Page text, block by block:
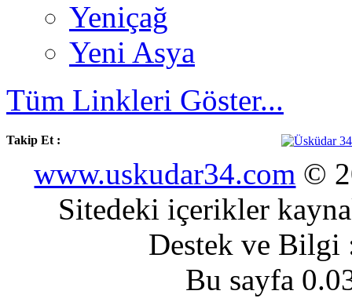
Yeniçağ
Yeni Asya
Tüm Linkleri Göster...
Takip Et :
www.uskudar34.com ©
Sitedeki içerikler
Destek ve
Bu sayfa